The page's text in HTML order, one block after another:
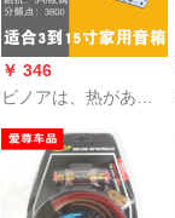
+両面テスト
￥ 346
ビノアは、热がある
しい二分器ヒリフ音
响スペクターの高低
音二分器2801 Cモデ